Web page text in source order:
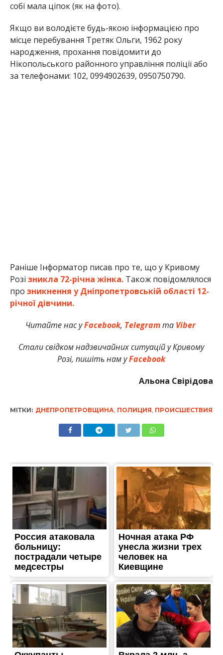
собі мала ціпок (як на фото).
Якщо ви володієте будь-якою інформацією про
місце перебування Третяк Ольги, 1962 року
народження, прохання повідомити до
Нікопольського районного управління поліції або
за телефонами: 102, 0994902639, 0950750790.
Раніше Інформатор писав про те, що у Кривому
Розі зникла 72-річна жінка.Також повідомлялося
про зникнення у Дніпропетровській області 12-
річної дівчини.
Читайте нас уFacebook, Telegramта Viber
Стали свідком надзвичайних ситуацій у Кривому
Розі, пишіть нам уFacebook
Альона Свірідова
МІТКИ: ДНЕПРОПЕТРОВЩИНА, ПОЛИЦИЯ, ПРОИСШЕСТВИЯ